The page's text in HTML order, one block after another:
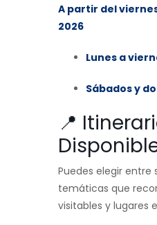
A partir del
2026
Lunes a
Sábados y
📍
Puedes elegir entre
temáticas que
visitables y lugares